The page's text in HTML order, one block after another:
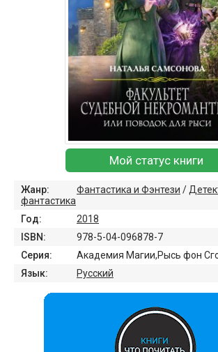
Мой статус книги
Жанр: Фантастика и Фэнтези /
фантастика
Год:
2018
ISBN:
978-5-04-096878-7
Серия:
Академия Магии,Рысь фон
Язык:
Русский